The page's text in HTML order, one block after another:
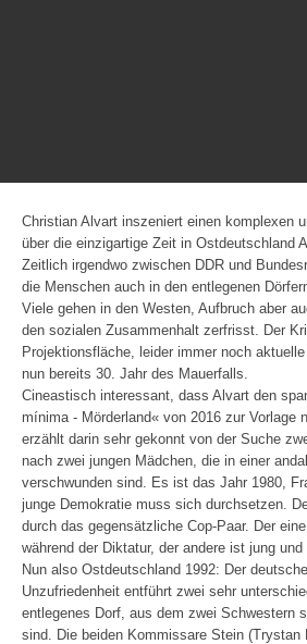
Christian Alvart inszeniert einen komplexen
über die einzigartige Zeit in Ostdeutschland
Zeitlich irgendwo zwischen DDR und
die Menschen auch in den entlegenen
Viele gehen in den Westen, Aufbruch aber
den sozialen Zusammenhalt zerfrisst. Der
Projektionsfläche, leider immer noch
nun bereits 30. Jahr des Mauerfalls.
Cineastisch interessant, dass Alvart den
mínima - Mörderland« von 2016 zur Vorlage
erzählt darin sehr gekonnt von der Suche
nach zwei jungen Mädchen, die in einer
verschwunden sind. Es ist das Jahr 1980,
junge Demokratie muss sich durchsetzen.
durch das gegensätzliche Cop-Paar. Der
während der Diktatur, der andere ist jung
Nun also Ostdeutschland 1992: Der
Unzufriedenheit entführt zwei sehr
entlegenes Dorf, aus dem zwei Schwestern
sind. Die beiden Kommissare Stein (Trystan